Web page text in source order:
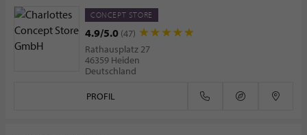
CONCEPT STORE
4.9/5.0 (47)
Rathausplatz 27
46359 Heiden
Deutschland
PROFIL